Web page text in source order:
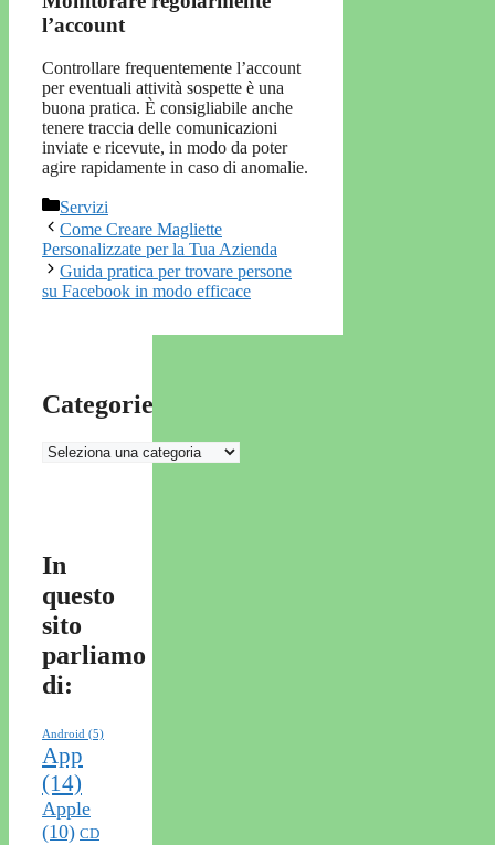
l’account
Controllare frequentemente l’account
per eventuali attività sospette è una
buona pratica. È consigliabile anche
tenere traccia delle comunicazioni
inviate e ricevute, in modo da poter
agire rapidamente in caso di anomalie.
Categorie
Servizi
Come Creare Magliette
Personalizzate per la Tua Azienda
Guida pratica per trovare persone
su Facebook in modo efficace
Categorie
Categorie
In
questo
sito
parliamo
di:
Android (5)
App
(14)
Apple
(10) CD